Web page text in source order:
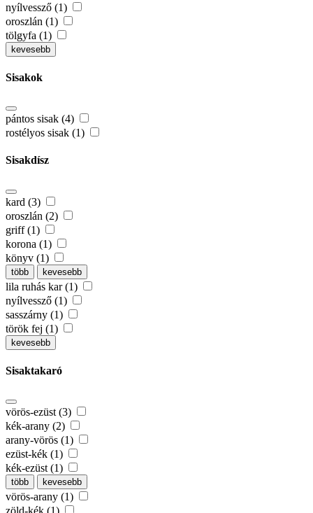
nyílvessző (1)
oroszlán (1)
tölgyfa (1)
kevesebb
Sisakok
pántos sisak (4)
rostélyos sisak (1)
Sisakdísz
kard (3)
oroszlán (2)
griff (1)
korona (1)
könyv (1)
több kevesebb
lila ruhás kar (1)
nyílvessző (1)
sasszárny (1)
török fej (1)
kevesebb
Sisaktakaró
vörös-ezüst (3)
kék-arany (2)
arany-vörös (1)
ezüst-kék (1)
kék-ezüst (1)
több kevesebb
vörös-arany (1)